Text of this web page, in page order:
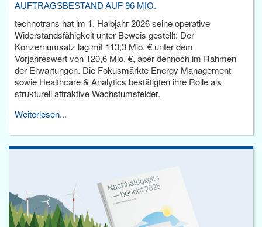
AUFTRAGSBESTAND AUF 96 MIO.
technotrans hat im 1. Halbjahr 2026 seine operative
Widerstandsfähigkeit unter Beweis gestellt: Der
Konzernumsatz lag mit 113,3 Mio. € unter dem
Vorjahreswert von 120,6 Mio. €, aber dennoch im Rahmen
der Erwartungen. Die Fokusmärkte Energy Management
sowie Healthcare & Analytics bestätigten ihre Rolle als
strukturell attraktive Wachstumsfelder.
Weiterlesen...